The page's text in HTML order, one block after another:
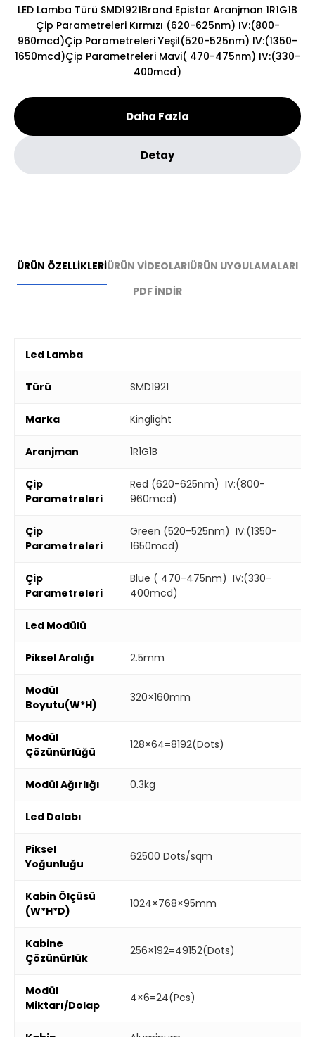
LED Lamba Türü SMD1921Brand Epistar Aranjman 1R1G1B
Çip Parametreleri Kırmızı (620-625nm) IV:(800-
960mcd)Çip Parametreleri Yeşil(520-525nm) IV:(1350-
1650mcd)Çip Parametreleri Mavi( 470-475nm) IV:(330-
400mcd)
Daha Fazla
Detay
ÜRÜN ÖZELLİKLERİÜRÜN VİDEOLARIÜRÜN UYGULAMALARI
PDF İNDİR
Led Lamba
Türü SMD1921
Marka Kinglight
Aranjman 1R1G1B
Çip
Parametreleri
Red (620-625nm) IV:(800-
960mcd)
Çip
Parametreleri
Green (520-525nm) IV:(1350-
1650mcd)
Çip
Parametreleri
Blue ( 470-475nm) IV:(330-
400mcd)
Led Modülü
Piksel Aralığı 2.5mm
Modül
Boyutu(W*H)
320×160mm
Modül
Çözünürlüğü
128×64=8192(Dots)
Modül Ağırlığı 0.3kg
Led Dolabı
Piksel
Yoğunluğu
62500 Dots/sqm
Kabin Ölçüsü
(W*H*D)
1024×768×95mm
Kabine
Çözünürlük
256×192=49152(Dots)
Modül
Miktarı/Dolap
4×6=24(Pcs)